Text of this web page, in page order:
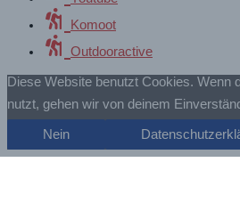
Komoot
Outdooractive
Diese Website benutzt Cookies. Wenn
nutzt, gehen wir von deinem
Nein